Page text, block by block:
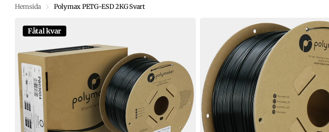
Hemsida Polymax PETG-ESD 2KG Svart
Fåtal kvar